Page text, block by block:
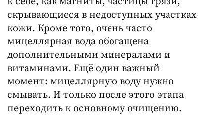
скрывающиеся в недоступных участках
кожи. Кроме того, очень часто
мицеллярная вода обогащена
дополнительными минералами и
витаминами. Ещё один важный
момент: мицеллярную воду нужно
смывать. И только после этого этапа
переходить к основному очищению.